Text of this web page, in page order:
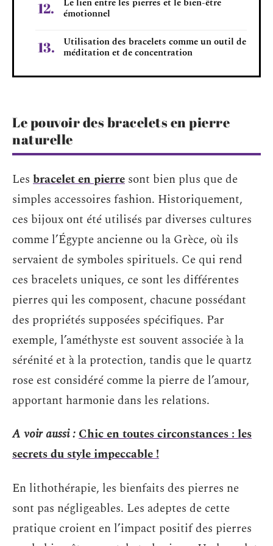
émotionnel
Utilisation des bracelets comme un outil de
méditation et de concentration
Le pouvoir des bracelets en pierre
naturelle
Les bracelet en pierre sont bien plus que de
simples accessoires fashion. Historiquement,
ces bijoux ont été utilisés par diverses cultures
comme l’Égypte ancienne ou la Grèce, où ils
servaient de symboles spirituels. Ce qui rend
ces bracelets uniques, ce sont les différentes
pierres qui les composent, chacune possédant
des propriétés supposées spécifiques. Par
exemple, l’améthyste est souvent associée à la
sérénité et à la protection, tandis que le quartz
rose est considéré comme la pierre de l’amour,
apportant harmonie dans les relations.
A voir aussi :Chic en toutes circonstances : les
secrets du style impeccable !
En lithothérapie, les bienfaits des pierres ne
sont pas négligeables. Les adeptes de cette
pratique croient en l’impact positif des pierres